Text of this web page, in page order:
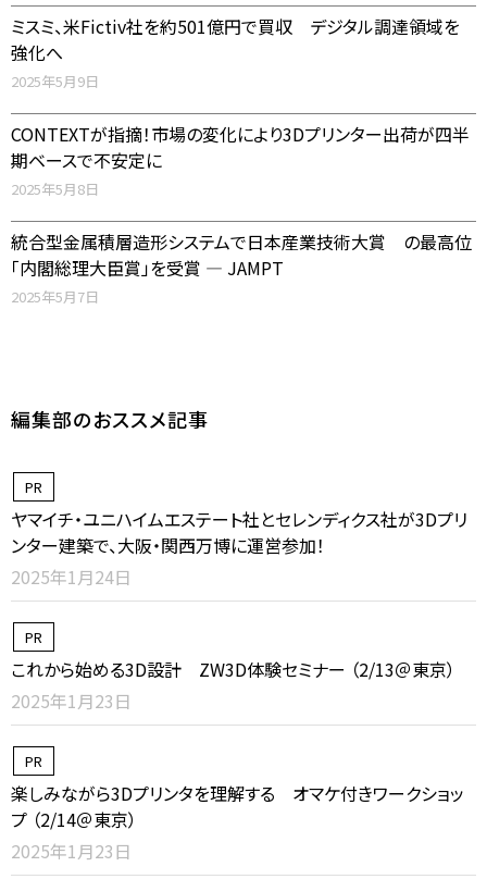
ミスミ、米Fictiv社を約501億円で買収 デジタル調達領域を
強化へ
2025年5月9日
CONTEXTが指摘！市場の変化により3Dプリンター出荷が四半
期ベースで不安定に
2025年5月8日
統合型金属積層造形システムで日本産業技術大賞 の最高位
「内閣総理大臣賞」を受賞 ― JAMPT
2025年5月7日
編集部のおススメ記事
PR
ヤマイチ・ユニハイムエステート社とセレンディクス社が3Dプリ
ンター建築で、大阪・関西万博に運営参加！
2025年1月24日
PR
これから始める3D設計 ZW3D体験セミナー （2/13＠東京）
2025年1月23日
PR
楽しみながら3Dプリンタを理解する オマケ付きワークショッ
プ （2/14＠東京）
2025年1月23日